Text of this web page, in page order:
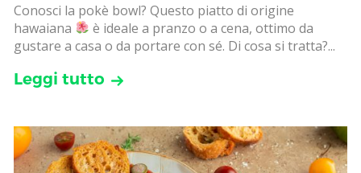
Conosci la pokè bowl? Questo piatto di origine
hawaiana
è ideale a pranzo o a cena, ottimo da
gustare a casa o da portare con sé. Di cosa si tratta?...
Leggi tutto